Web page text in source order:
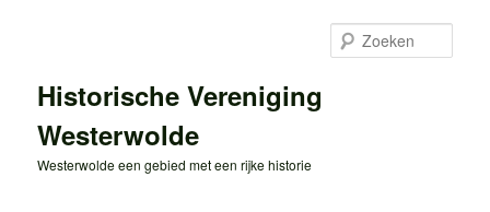
inhoudHistorische Vereniging
Westerwolde
Westerwolde een gebied met een rijke historie